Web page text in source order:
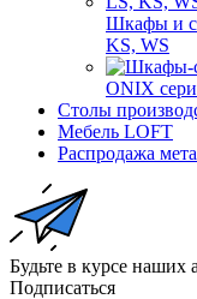
Шкафы и
KS, WS
ONIX
Столы
Мебель LOFT
Распродажа
Будьте в курсе наших
Подписаться